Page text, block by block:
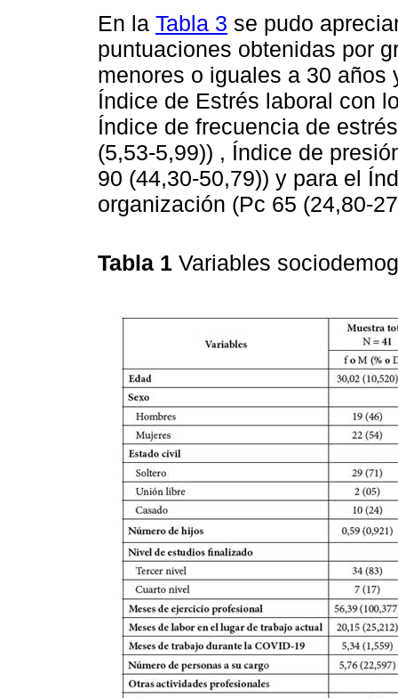
En la Tabla 3 se pudo
puntuaciones obtenidas por
menores o iguales a 30
Índice de Estrés laboral con
Índice de frecuencia de
(5,53-5,99)) , Índice de
90 (44,30-50,79)) y para el
organización (Pc 65 (24,80-
Tabla 1 Variables